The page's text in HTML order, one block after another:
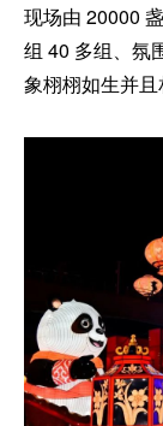
现场由 20000
组 40 多组、氛
象栩栩如生并且